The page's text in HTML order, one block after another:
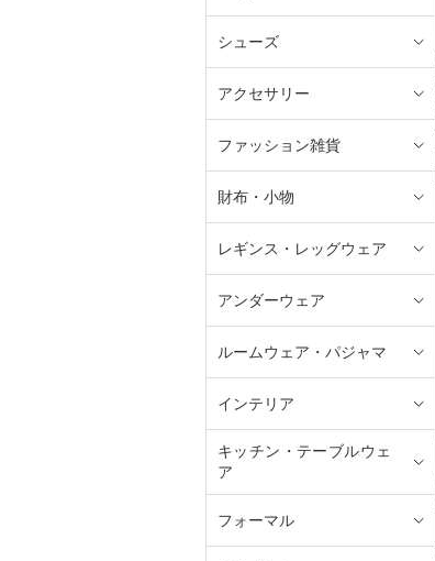
シューズ
アクセサリー
ファッション雑貨
財布・小物
レギンス・レッグウェア
アンダーウェア
ルームウェア・パジャマ
インテリア
キッチン・テーブルウェ
ア
フォーマル